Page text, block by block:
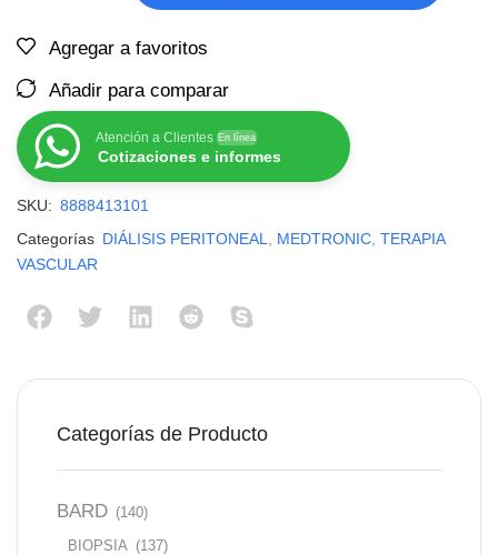
Agregar a favoritos
Añadir para comparar
Atención a Clientes En línea
Cotizaciones e informes
SKU: 8888413101
Categorías DIÁLISIS PERITONEAL MEDTRONIC TERAPIA
VASCULAR
Categorías de Producto
BARD (140)
BIOPSIA (137)